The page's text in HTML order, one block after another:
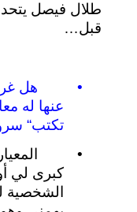
طلال فيصل
قبل…
• هل
عنها له
تكتب“
•
المعيار
كبرى لي
الشخصية